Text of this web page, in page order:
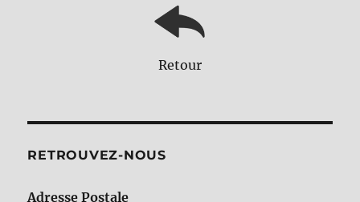
Retour
RETROUVEZ-NOUS
Adresse Postale